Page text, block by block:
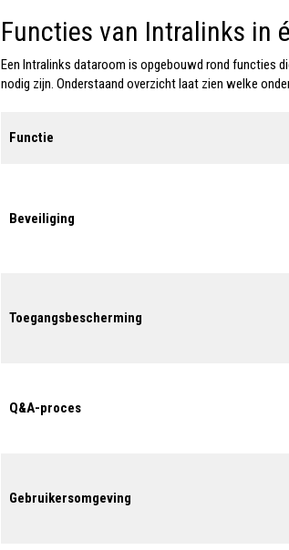
Functies van Intralinks in
Een I ntralinks dataroom is opgebouwd rond functies
nodig zijn. Onderstaand overzicht laat zien welke
Functie
Beveiliging
Toegangsbescherming
Q&A-proces
Gebruikersomgeving